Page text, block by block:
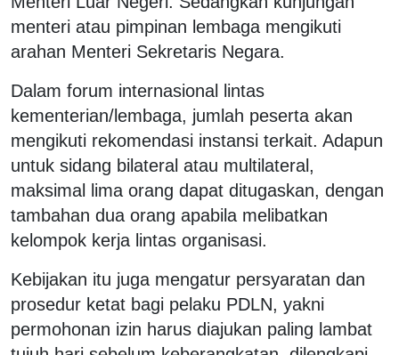
menteri atau pimpinan lembaga mengikuti
arahan Menteri Sekretaris Negara.
Dalam forum internasional lintas
kementerian/lembaga, jumlah peserta akan
mengikuti rekomendasi instansi terkait. Adapun
untuk sidang bilateral atau multilateral,
maksimal lima orang dapat ditugaskan, dengan
tambahan dua orang apabila melibatkan
kelompok kerja lintas organisasi.
Kebijakan itu juga mengatur persyaratan dan
prosedur ketat bagi pelaku PDLN, yakni
permohonan izin harus diajukan paling lambat